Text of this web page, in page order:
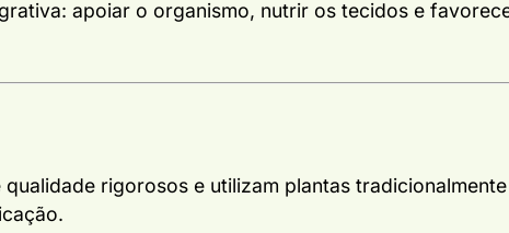
apoiar o organismo, nutrir os tecidos e
rigorosos e utilizam plantas